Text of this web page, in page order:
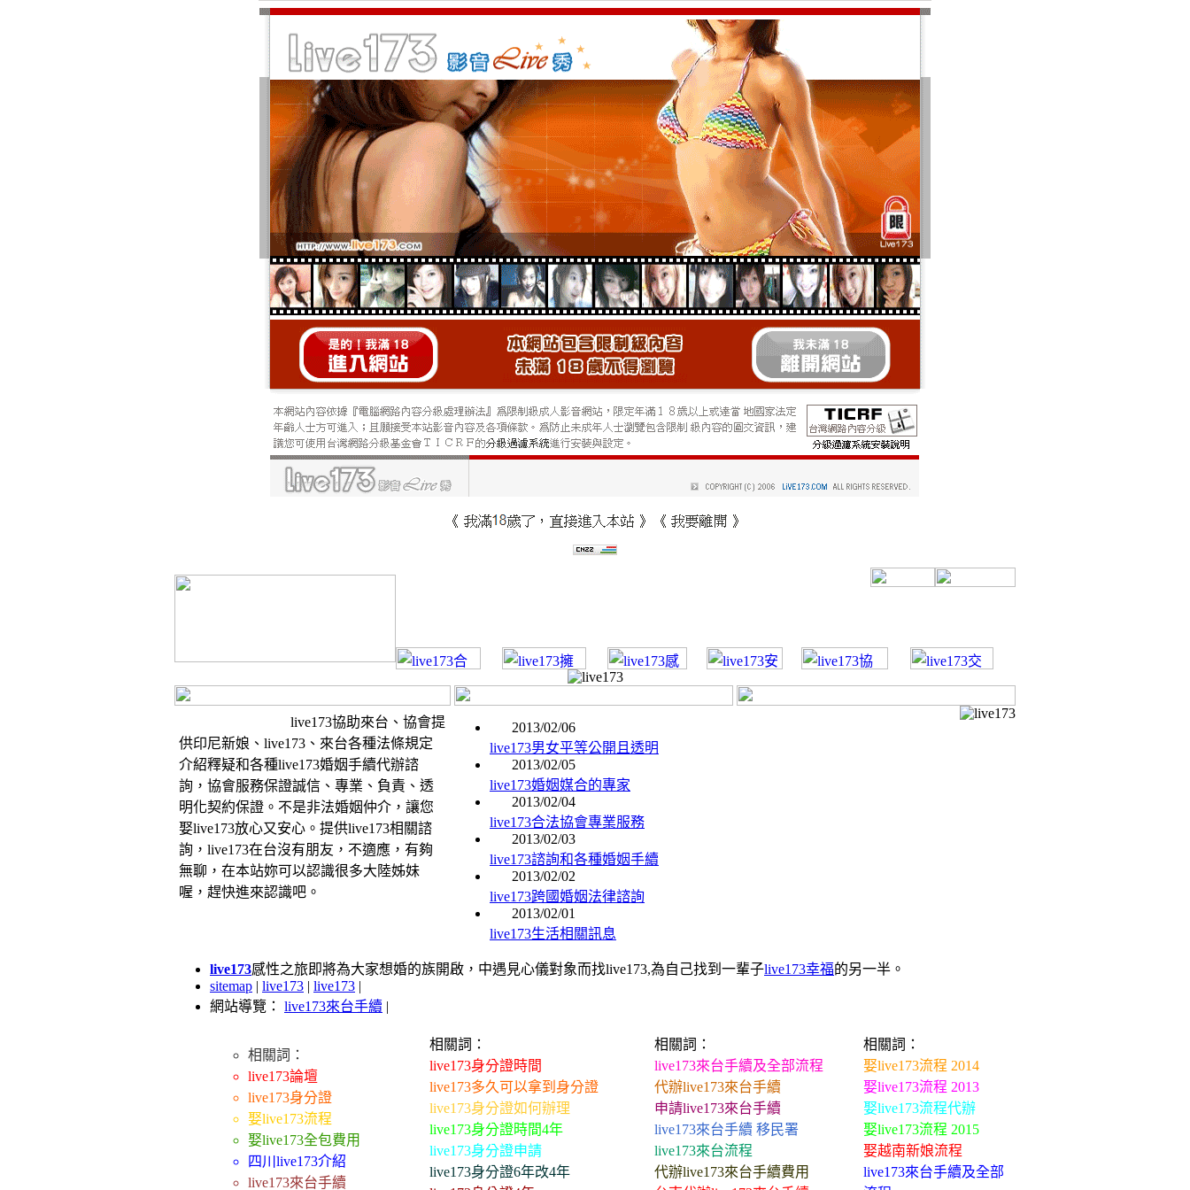
live173協助來台、協會提
供印尼新娘、live173、來台各種法條規定
介紹釋疑和各種live173婚姻手續代辦諮
詢，協會服務保證誠信、專業、負責、透
明化契約保證。不是非法婚姻仲介，讓您
娶live173放心又安心。提供live173相關諮
詢，live173在台沒有朋友，不適應，有夠
無聊，在本站妳可以認識很多大陸姊妹
喔，趕快進來認識吧。
2013/02/06
live173男女平等公開且透明
2013/02/05
live173婚姻媒合的專家
2013/02/04
live173合法協會專業服務
2013/02/03
live173諮詢和各種婚姻手續
2013/02/02
live173跨國婚姻法律諮詢
2013/02/01
live173生活相關訊息
live173感性之旅即將為大家想婚的族開啟，中遇見心儀對象而找live173,為自己找到一輩子live173幸福的另一半。
sitemap | live173 | live173 |
網站導覽： live173來台手續 |
相關詞：
live173論壇
live173身分證
娶live173流程
娶live173全包費用
四川live173介紹
live173來台手續
相關詞：
live173身分證時間
live173多久可以拿到身分證
live173身分證如何辦理
live173身分證時間4年
live173身分證申請
live173身分證6年改4年
相關詞：
live173來台手續及全部流程
代辦live173來台手續
申請live173來台手續
live173來台手續 移民署
live173來台流程
代辦live173來台手續費用
相關詞：
娶live173流程 2014
娶live173流程 2013
娶live173流程代辦
娶live173流程 2015
娶越南新娘流程
live173來台手續及全部